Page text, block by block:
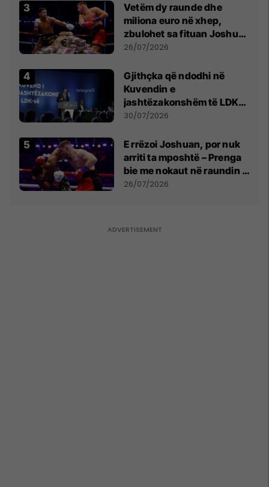
Vetëm dy raunde dhe
miliona euro në xhep,
zbulohet sa fituan Joshua
e Prenga
26/07/2026
Gjithçka që ndodhi në
Kuvendin e
jashtëzakonshëm të LDK-
së
30/07/2026
E rrëzoi Joshuan, por nuk
arriti ta mposhtë – Prenga
bie me nokaut në raundin e
dytë
26/07/2026